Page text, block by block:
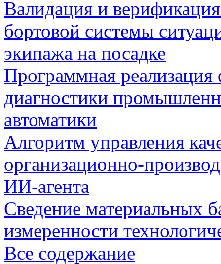
Валидация и
бортовой системы
экипажа на посадке
Программная
диагностики
автоматики
Алгоритм управления
организационно-
ИИ-агента
Сведение материальных
измеренности
Все содержание